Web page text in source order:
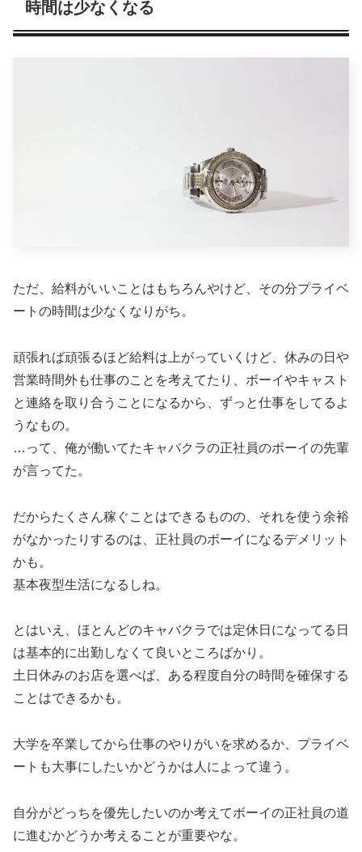
時間は少なくなる
ただ、給料がいいことはもちろんやけど、その分プライベ
ートの時間は少なくなりがち。
頑張れば頑張るほど給料は上がっていくけど、休みの日や
営業時間外も仕事のことを考えてたり、ボーイやキャスト
と連絡を取り合うことになるから、ずっと仕事をしてるよ
うなもの。
…って、俺が働いてたキャバクラの正社員のボーイの先輩
が言ってた。
だからたくさん稼ぐことはできるものの、それを使う余裕
がなかったりするのは、正社員のボーイになるデメリット
かも。
基本夜型生活になるしね。
とはいえ、ほとんどのキャバクラでは定休日になってる日
は基本的に出勤しなくて良いところばかり。
土日休みのお店を選べば、ある程度自分の時間を確保する
ことはできるかも。
大学を卒業してから仕事のやりがいを求めるか、プライベ
ートも大事にしたいかどうかは人によって違う。
自分がどっちを優先したいのか考えてボーイの正社員の道
に進むかどうか考えることが重要やな。